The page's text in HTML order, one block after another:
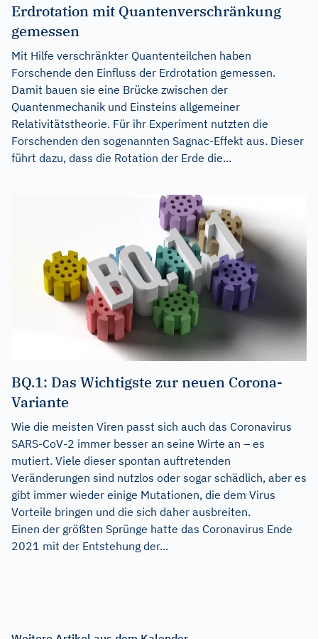
Erdrotation mit Quantenverschränkung
gemessen
Mit Hilfe verschränkter Quantenteilchen haben
Forschende den Einfluss der Erdrotation gemessen.
Damit bauen sie eine Brücke zwischen der
Quantenmechanik und Einsteins allgemeiner
Relativitätstheorie. Für ihr Experiment nutzten die
Forschenden den sogenannten Sagnac-Effekt aus. Dieser
führt dazu, dass die Rotation der Erde die...
BQ.1: Das Wichtigste zur neuen Corona-
Variante
Wie die meisten Viren passt sich auch das Coronavirus
SARS-CoV-2 immer besser an seine Wirte an – es
mutiert. Viele dieser spontan auftretenden
Veränderungen sind nutzlos oder sogar schädlich, aber es
gibt immer wieder einige Mutationen, die dem Virus
Vorteile bringen und die sich daher ausbreiten.
Einen der größten Sprünge hatte das Coronavirus Ende
2021 mit der Entstehung der...